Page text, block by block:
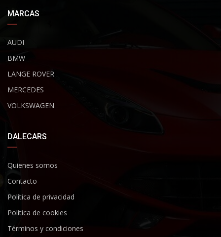
MARCAS
AUDI
BMW
LANGE ROVER
MERCEDES
VOLKSWAGEN
DALECARS
Quienes somos
Contacto
Política de privacidad
Política de cookies
Términos y condiciones